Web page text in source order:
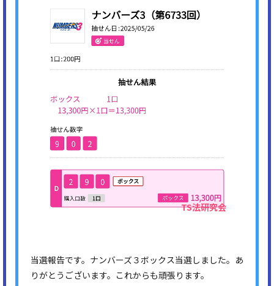
当選報告です。ナンバーズ３ボックス当選しました。あ
りがとうございます。これからも頑張ります。